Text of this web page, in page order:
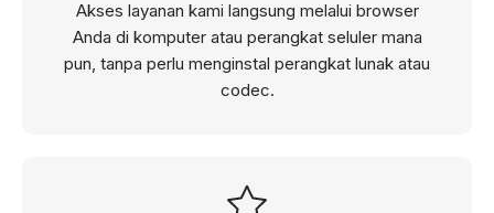
Akses layanan kami langsung melalui browser
Anda di komputer atau perangkat seluler mana
pun, tanpa perlu menginstal perangkat lunak atau
codec.